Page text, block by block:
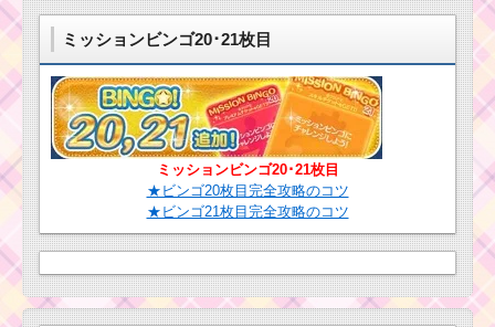
ミッションビンゴ20･21枚目
ミッションビンゴ20･21枚目
★ビンゴ20枚目完全攻略のコツ
★ビンゴ21枚目完全攻略のコツ